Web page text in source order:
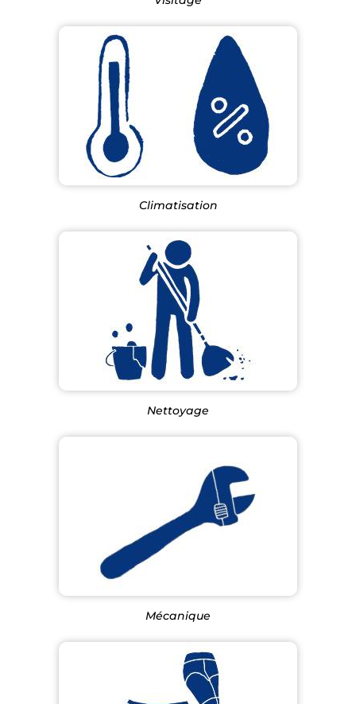
Climatisation
Nettoyage
Mécanique